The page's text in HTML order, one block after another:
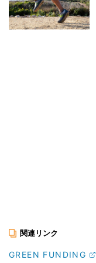
関連リンク
GREEN FUNDING